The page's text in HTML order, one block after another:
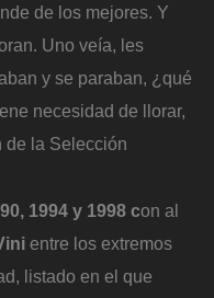
de los mejores. Y
Uno veía, les
y se paraban, ¿qué
necesidad de llorar,
de la Selección
1994 y 1998 con al
entre los extremos
listado en el que